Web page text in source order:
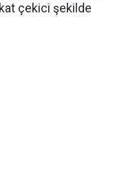
çekici şekilde